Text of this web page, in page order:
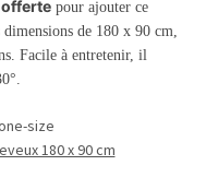
pour ajouter ce
de 180 x 90 cm,
Facile à entretenir, il
size
180 x 90 cm